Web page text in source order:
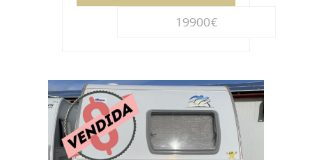
19900€